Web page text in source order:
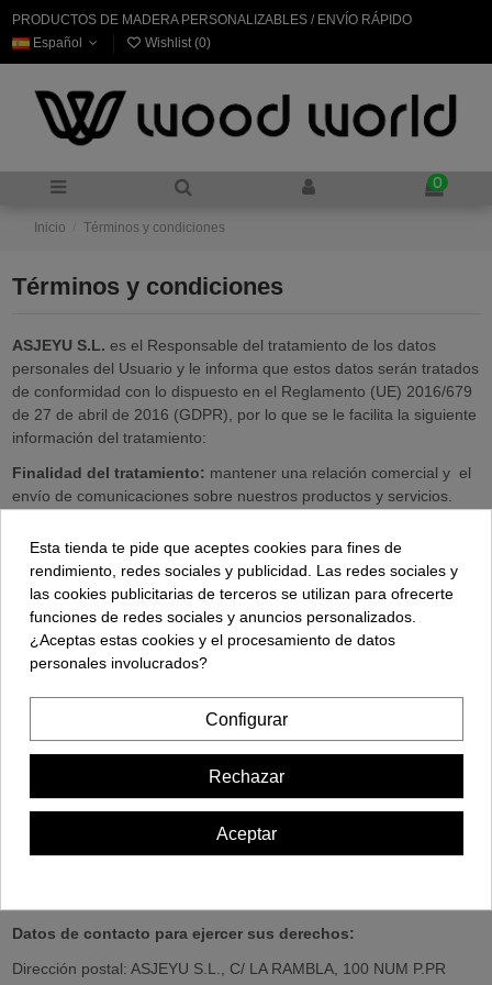
PRODUCTOS DE MADERA PERSONALIZABLES / ENVÍO RÁPIDO
Español
Wishlist (0)
0
Inicio Términos y condiciones
Términos y condiciones
ASJEYU S.L. es el Responsable del tratamiento de los datos
personales del Usuario y le informa que estos datos serán tratados
de conformidad con lo dispuesto en el Reglamento (UE) 2016/679
de 27 de abril de 2016 (GDPR), por lo que se le facilita la siguiente
información del tratamiento:
Finalidad del tratamiento: mantener una relación comercial y el
envío de comunicaciones sobre nuestros productos y servicios.
mientras exista un interés mutuo para mantener el fin del
tratamiento y cuando ya no sea necesario para tal fin, se
suprimirán con medidas de seguridad adecuadas para garantizar
la seudonimización de los datos o la destrucción total de los
mismos.
Derechos que asisten al Usuario:
Derecho a retirar el consentimiento en cualquier momento.
Derecho de acceso, rectificación, portabilidad y supresión de
sus datos y a la limitación u oposición al su tratamiento.
Derecho a presentar una reclamación ante la Autoridad de
Datos de contacto para ejercer sus derechos:
Dirección postal: ASJEYU S.L., C/ LA RAMBLA, 100 NUM P.PR
Esta tienda te pide que aceptes cookies para fines de
rendimiento, redes sociales y publicidad. Las redes sociales y
las cookies publicitarias de terceros se utilizan para ofrecerte
funciones de redes sociales y anuncios personalizados.
¿Aceptas estas cookies y el procesamiento de datos
personales involucrados?
Configurar
Rechazar
Aceptar